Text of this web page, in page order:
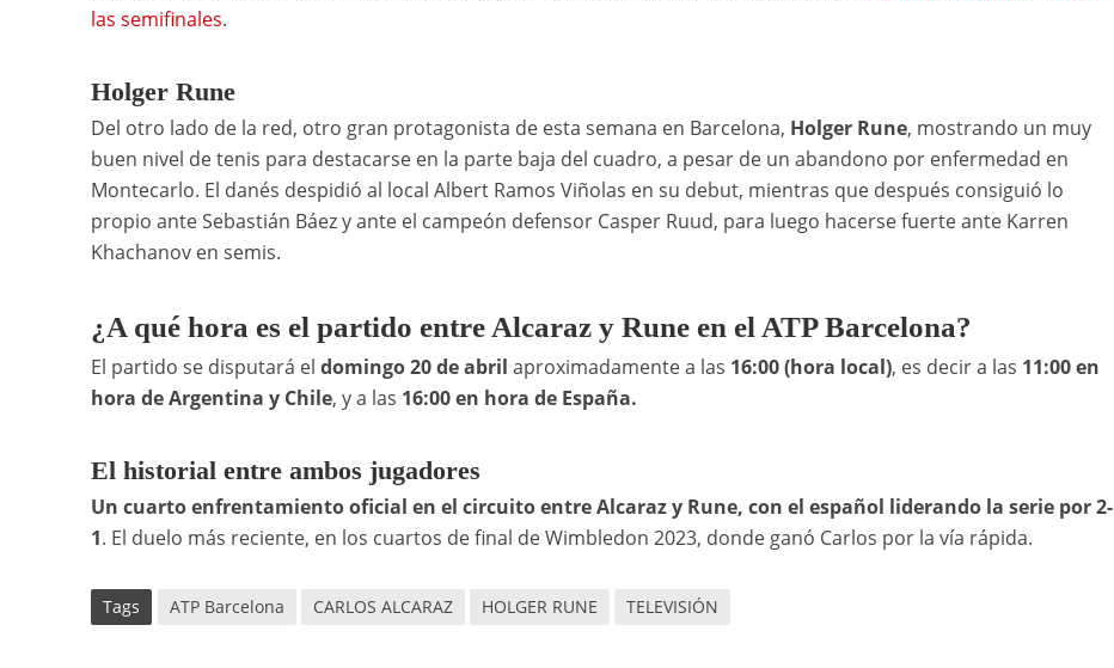
las semifinales.
Holger Rune
Del otro lado de la red, otro gran protagonista de esta semana en Barcelona, Holger Rune, mostrando un muy
buen nivel de tenis para destacarse en la parte baja del cuadro, a pesar de un abandono por enfermedad en
Montecarlo. El danés despidió al local Albert Ramos Viñolas en su debut, mientras que después consiguió lo
propio ante Sebastián Báez y ante el campeón defensor Casper Ruud, para luego hacerse fuerte ante Karren
Khachanov en semis.
¿A qué hora es el partido entre Alcaraz y Rune en el ATP Barcelona?
El partido se disputará el domingo 20 de abril aproximadamente a las 16:00 (hora local), es decir a las 11:00 en
hora de Argentina y Chile, y a las 16:00 en hora de España.
El historial entre ambos jugadores
Un cuarto enfrentamiento oficial en el circuito entre Alcaraz y Rune, con el español liderando la serie por 2-
1. El duelo más reciente, en los cuartos de final de Wimbledon 2023, donde ganó Carlos por la vía rápida.
Tags ATP Barcelona CARLOS ALCARAZ HOLGER RUNE TELEVISIÓN